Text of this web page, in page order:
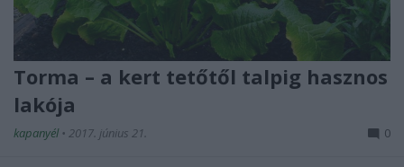
Torma – a kert tetőtől talpig hasznos
lakója
kapanyél • 2017. június 21. 0